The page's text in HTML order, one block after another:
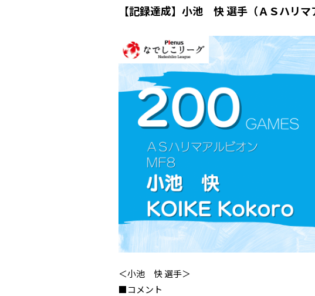
【記録達成】小池 快 選手（ＡＳハリ
＜小池 快 選手＞
■コメント